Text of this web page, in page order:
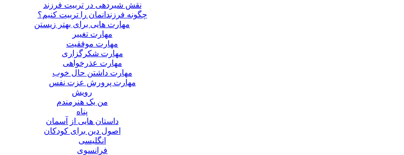
نقش شیردهی در تربیت فرزند
چگونه فرزندانمان را تربیت کنیم؟
مهارت هایی برای بهتر زیستن
مهارت تغییر
مهارت موفقیت
مهارت شکرگزاری
مهارت عذرخواهی
مهارت داشتن حال خوب
مهارت پرورش عزت نفس
رویش
من یک هنرمندم
پناه
داستان هایی از آسمان
اصول دین برای کودکان
انگلیسی
فرانسوی